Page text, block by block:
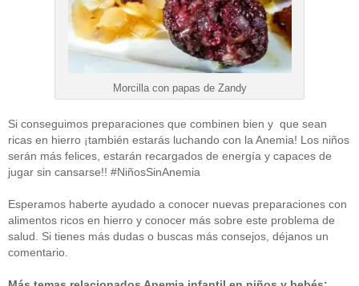
Morcilla con papas de Zandy
Si conseguimos preparaciones que combinen bien y que sean
ricas en hierro ¡también estarás luchando con la Anemia! Los niños
serán más felices, estarán recargados de energía y capaces de
jugar sin cansarse!! #NiñosSinAnemia
Esperamos haberte ayudado a conocer nuevas preparaciones con
alimentos ricos en hierro y conocer más sobre este problema de
salud. Si tienes más dudas o buscas más consejos, déjanos un
comentario.